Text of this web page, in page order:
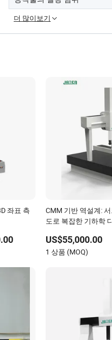
더 많이보기
좌표 측
CMM 기반 역설계:
도로 복잡한 기하학
US$55,000.00
1 상품 (MOQ)